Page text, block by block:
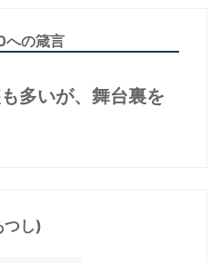
への箴言
多いが、舞台裏を
し)